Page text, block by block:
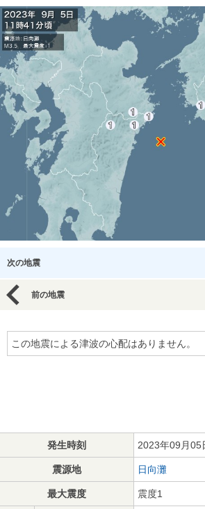
次の地震
前の地震
この地震による津波の心配はありません。
発生時刻 2023年09月05
震源地 日向灘
最大震度 震度1